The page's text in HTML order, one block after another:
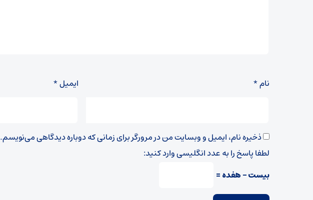
نام* ایمیل*
ذخیره نام، ایمیل و وبسایت من در مرورگر برای زمانی که دوباره دیدگاهی می‌نویسم.
لطفا پاسخ را به عدد انگلیسی وارد کنید:
بیست − هفده =